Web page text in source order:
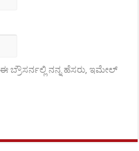
ಬ್ರೌಸರ್ನಲ್ಲಿ ನನ್ನ ಹೆಸರು, ಇಮೇಲ್